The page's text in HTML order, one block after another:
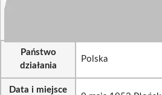
Państwo
działania
Polska
Data i miejsce